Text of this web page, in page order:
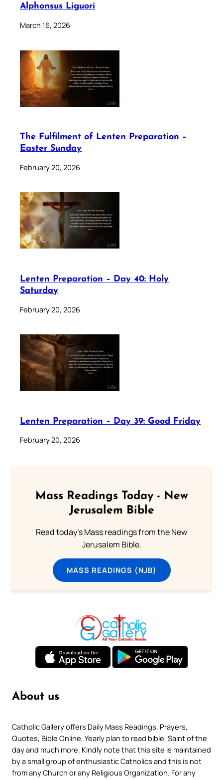
Alphonsus Liguori
March 16, 2026
The Fulfilment of Lenten Preparation –
Easter Sunday
February 20, 2026
Lenten Preparation – Day 40: Holy
Saturday
February 20, 2026
Lenten Preparation – Day 39: Good Friday
February 20, 2026
Mass Readings Today - New
Jerusalem Bible
Read today's Mass readings from the New
Jerusalem Bible.
MASS READINGS (NJB)
About us
Catholic Gallery offers Daily Mass Readings, Prayers,
Quotes, Bible Online, Yearly plan to read bible, Saint of the
day and much more. Kindly note that this site is maintained
by a small group of enthusiastic Catholics and this is not
from any Church or any Religious Organization. For any